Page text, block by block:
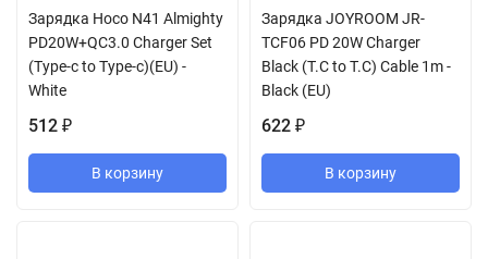
Зарядка Hoco N41 Almighty
PD20W+QC3.0 Charger Set
(Type-c to Type-c)(EU) -
White
512 ₽
В корзину
Зарядка JOYROOM JR-
TCF06 PD 20W Charger
Black (T.C to T.C) Cable 1m -
Black (EU)
622 ₽
В корзину